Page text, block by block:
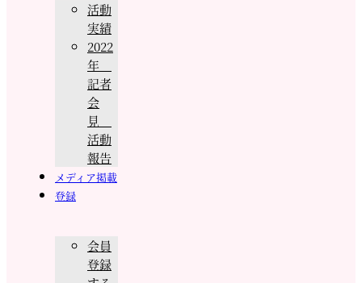
活動
実績
2022
年
記者
会
見
活動
報告
メディア掲載
登録
会員
登録